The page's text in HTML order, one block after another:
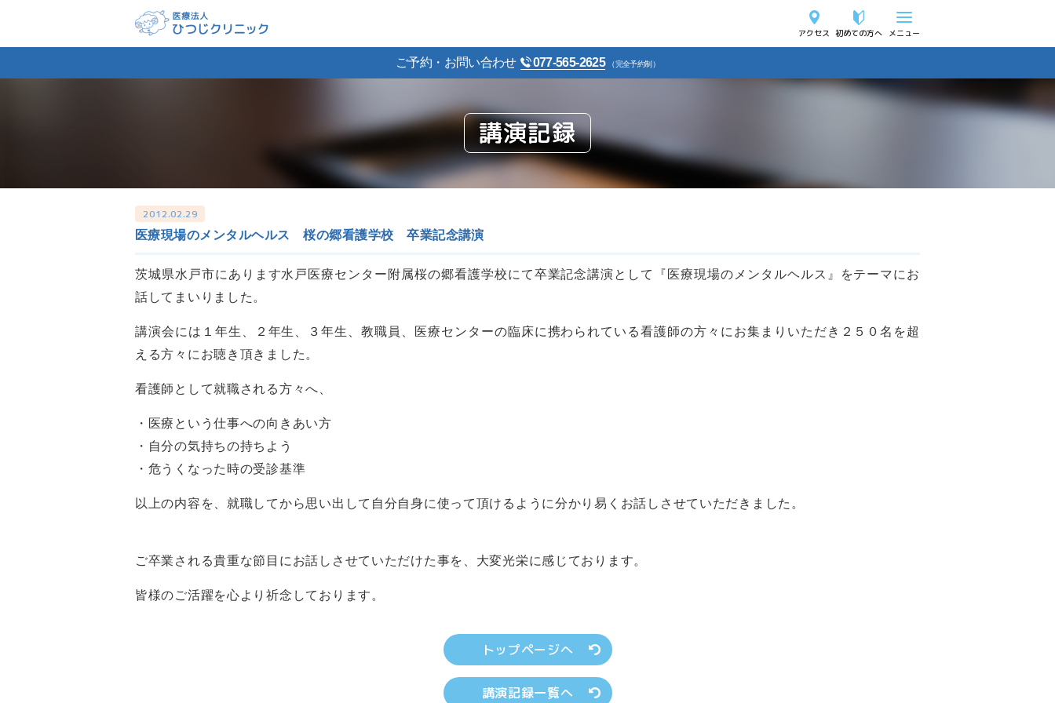
アクセス 初めての方へ メニュー
ご予約・お問い合わせ 077-565-2625 （完全予約制）
講演記録
2012.02.29
医療現場のメンタルヘルス 桜の郷看護学校 卒業記念講演
茨城県水戸市にあります水戸医療センター附属桜の郷看護学校にて卒業記念講演として『医療現場のメンタルヘルス』をテーマにお
話してまいりました。
講演会には１年生、２年生、３年生、教職員、医療センターの臨床に携わられている看護師の方々にお集まりいただき２５０名を超
える方々にお聴き頂きました。
看護師として就職される方々へ、
・医療という仕事への向きあい方
・自分の気持ちの持ちよう
・危うくなった時の受診基準
以上の内容を、就職してから思い出して自分自身に使って頂けるように分かり易くお話しさせていただきました。
ご卒業される貴重な節目にお話しさせていただけた事を、大変光栄に感じております。
皆様のご活躍を心より祈念しております。
トップページへ
講演記録一覧へ